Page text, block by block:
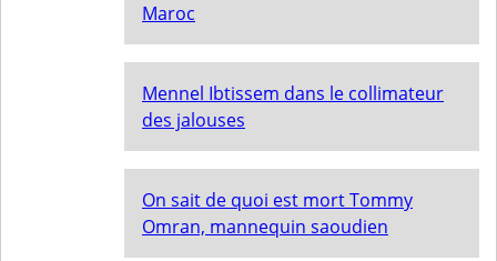
Maroc
Mennel Ibtissem dans le collimateur
des jalouses
On sait de quoi est mort Tommy
Omran, mannequin saoudien